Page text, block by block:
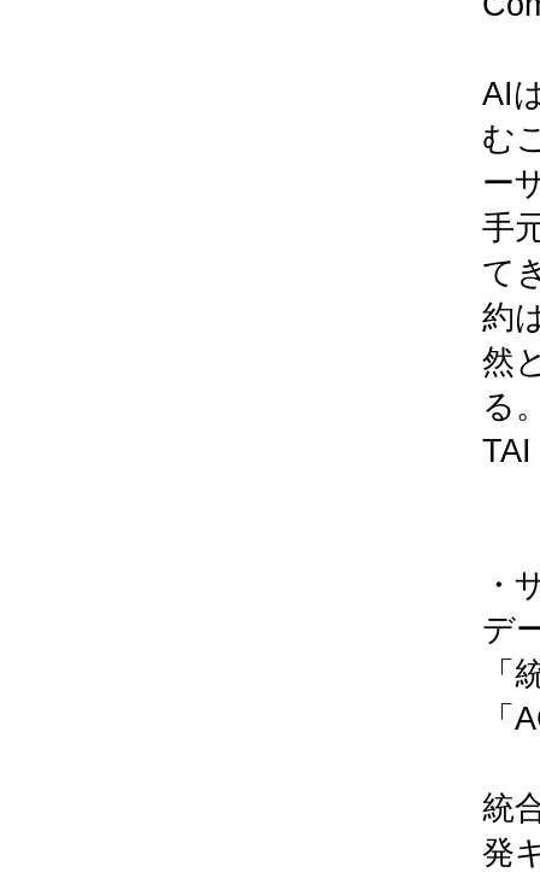
AI
む
ー
手
て
約
然
る
・
デ
「
「
統
発